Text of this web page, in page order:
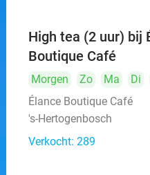
High tea (2 uur) bij
Boutique Café
Morgen Zo Ma Di
Élance Boutique Café
's-Hertogenbosch
Verkocht: 289